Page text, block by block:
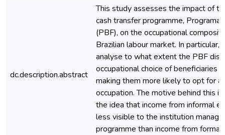
dc.description.abstract
This study assesses the impact of
cash transfer programme, Programa
(PBF), on the occupational
Brazilian labour market. In particular,
analyse to what extent the PBF
occupational choice of beneficiaries
making them more likely to opt for
occupation. The motive behind this
the idea that income from informal
less visible to the institution
programme than income from